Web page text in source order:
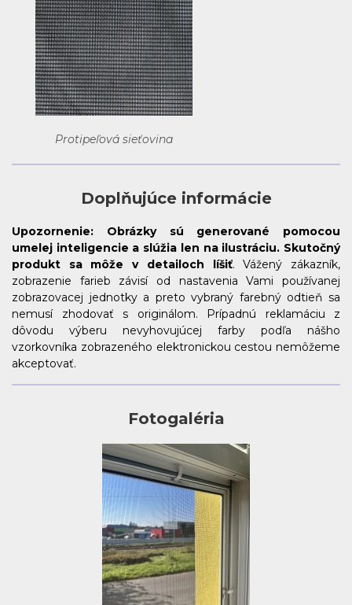
Protipeľová sieťovina
Doplňujúce informácie
Upozornenie:
Obrázky sú generované pomocou
umelej inteligencie a slúžia len na ilustráciu. Skutočný
produkt sa môže v detailoch líšiť. Vážený zákazník,
zobrazenie farieb závisí od nastavenia Vami používanej
zobrazovacej jednotky a preto vybraný farebný odtieň sa
nemusí zhodovať s originálom. Prípadnú reklamáciu z
dôvodu výberu nevyhovujúcej farby podľa nášho
vzorkovníka zobrazeného elektronickou cestou nemôžeme
akceptovať.
Fotogaléria